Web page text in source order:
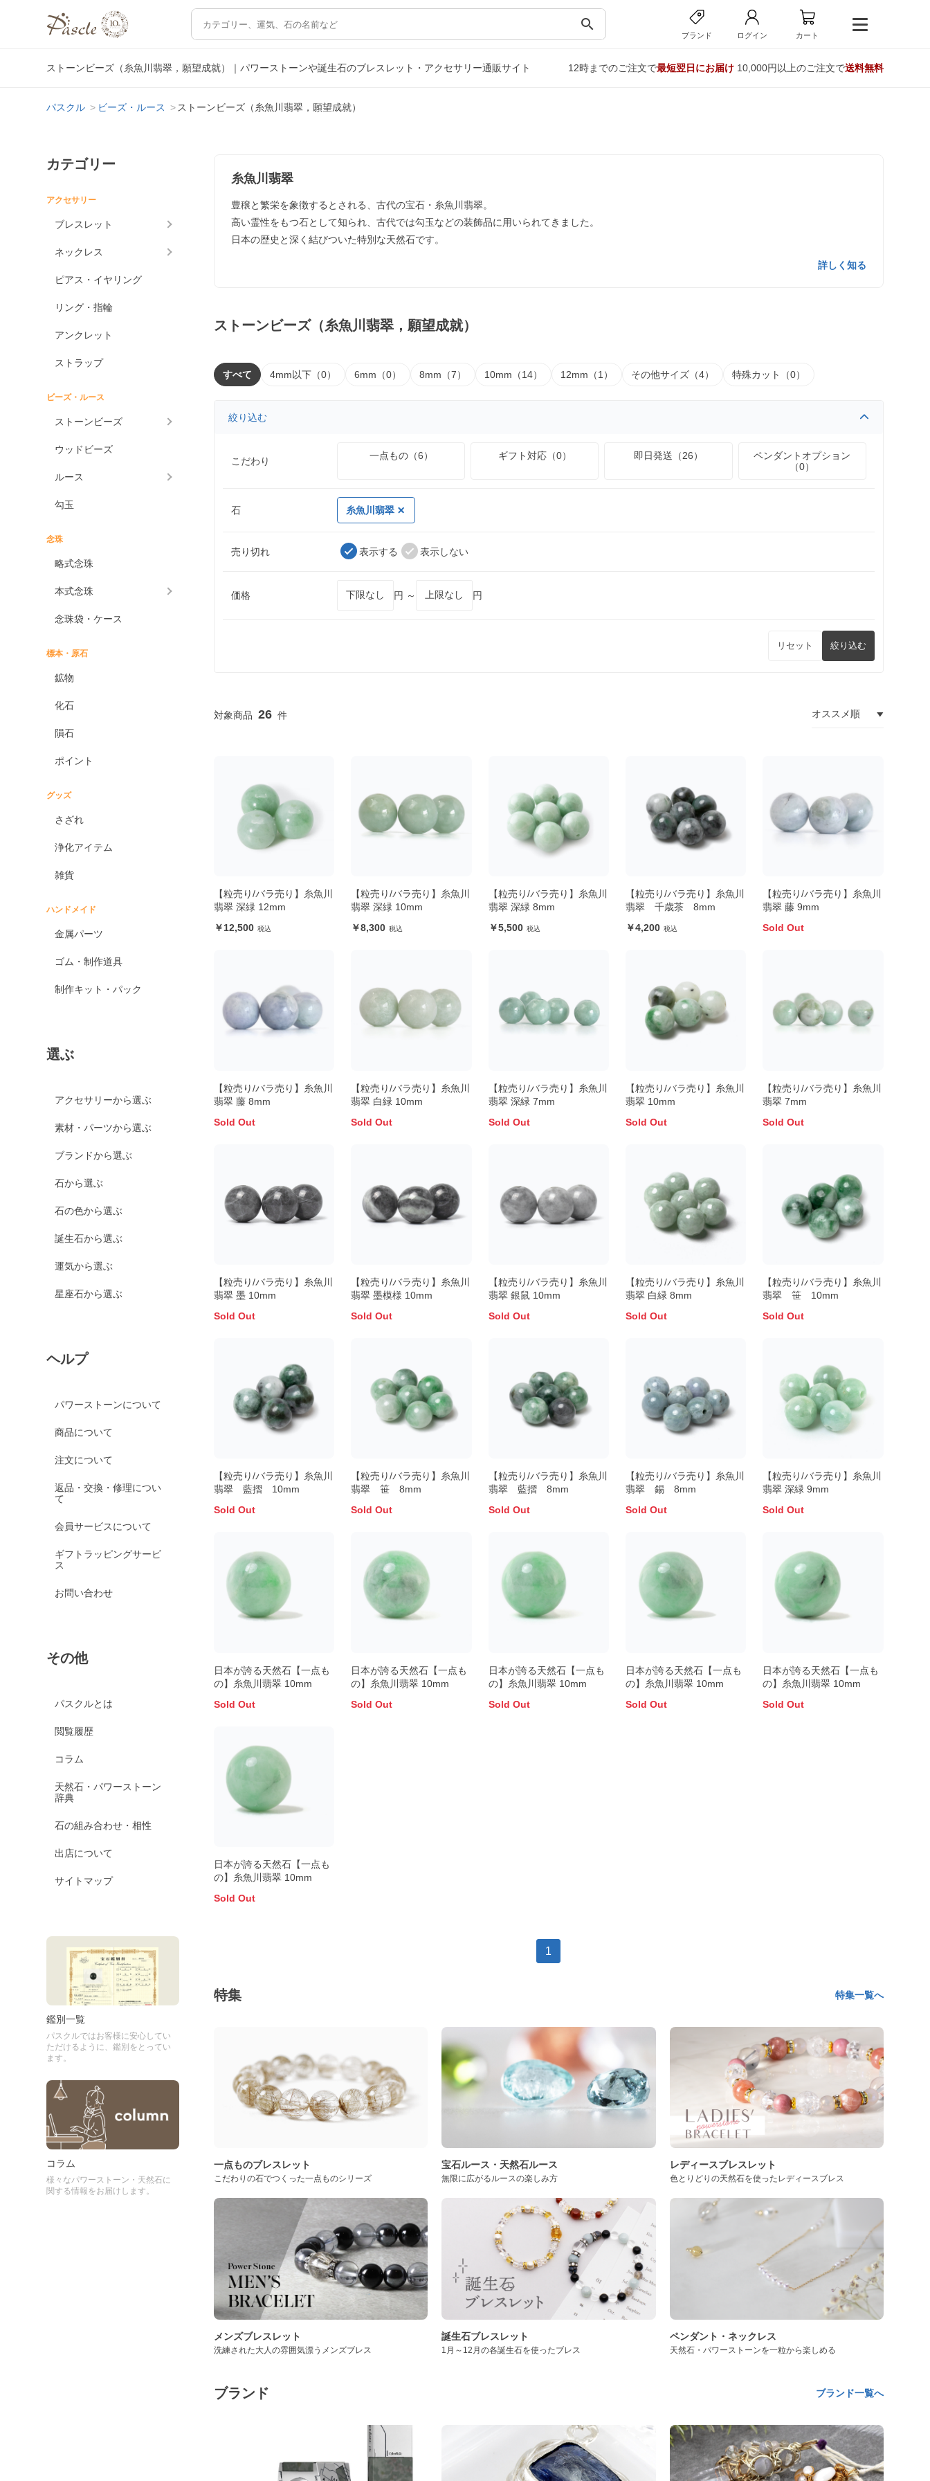
search
ブランド ログイン カート
ストーンビーズ（糸魚川翡翠，願望成就）｜パワーストーンや誕生石のブレスレット・アクセサリー通販サイト 12時までのご注文で最短翌日にお届け10,000円以上のご注文で送料無料
パスクル ビーズ・ルース ストーンビーズ（糸魚川翡翠，願望成就）
カテゴリー
アクセサリー
ブレスレット
ネックレス
ピアス・イヤリング
リング・指輪
アンクレット
ストラップ
ビーズ・ルース
ストーンビーズ
ウッドビーズ
ルース
勾玉
念珠
略式念珠
本式念珠
念珠袋・ケース
標本・原石
鉱物
化石
隕石
ポイント
グッズ
さざれ
浄化アイテム
雑貨
ハンドメイド
金属パーツ
ゴム・制作道具
制作キット・パック
選ぶ
アクセサリーから選ぶ
素材・パーツから選ぶ
ブランドから選ぶ
石から選ぶ
石の色から選ぶ
誕生石から選ぶ
運気から選ぶ
星座石から選ぶ
ヘルプ
パワーストーンについて
商品について
注文について
返品・交換・修理につい
て
会員サービスについて
ギフトラッピングサービ
ス
お問い合わせ
その他
パスクルとは
閲覧履歴
コラム
天然石・パワーストーン
辞典
石の組み合わせ・相性
出店について
サイトマップ
鑑別一覧
パスクルではお客様に安心してい
ただけるように、鑑別をとってい
ます。
コラム
様々なパワーストーン・天然石に
関する情報をお届けします。
糸魚川翡翠
豊穣と繁栄を象徴するとされる、古代の宝石・糸魚川翡翠。
高い霊性をもつ石として知られ、古代では勾玉などの装飾品に用いられてきました。
日本の歴史と深く結びついた特別な天然石です。
詳しく知る
ストーンビーズ（糸魚川翡翠，願望成就）
すべて 4mm以下（0） 6mm（0） 8mm（7） 10mm（14） 12mm（1） その他サイズ（4） 特殊カット（0）
絞り込む
こだわり 一点もの（6） ギフト対応（0） 即日発送（26）
ペンダントオプション
（0）
石 糸魚川翡翠
売り切れ 表示する 表示しない
価格 円 ～ 円
リセット 絞り込む
26
【粒売り/バラ売り】糸魚川
翡翠 深緑 12mm
12,500
【粒売り/バラ売り】糸魚川
翡翠 深緑 10mm
8,300
【粒売り/バラ売り】糸魚川
翡翠 深緑 8mm
5,500
【粒売り/バラ売り】糸魚川
翡翠 千歳茶 8mm
4,200
【粒売り/バラ売り】糸魚川
翡翠 藤 9mm
Sold Out
【粒売り/バラ売り】糸魚川
翡翠 藤 8mm
Sold Out
【粒売り/バラ売り】糸魚川
翡翠 白緑 10mm
Sold Out
【粒売り/バラ売り】糸魚川
翡翠 深緑 7mm
Sold Out
【粒売り/バラ売り】糸魚川
翡翠 10mm
Sold Out
【粒売り/バラ売り】糸魚川
翡翠 7mm
Sold Out
【粒売り/バラ売り】糸魚川
翡翠 墨 10mm
Sold Out
【粒売り/バラ売り】糸魚川
翡翠 墨模様 10mm
Sold Out
【粒売り/バラ売り】糸魚川
翡翠 銀鼠 10mm
Sold Out
【粒売り/バラ売り】糸魚川
翡翠 白緑 8mm
Sold Out
【粒売り/バラ売り】糸魚川
翡翠 笹 10mm
Sold Out
【粒売り/バラ売り】糸魚川
翡翠 藍摺 10mm
Sold Out
【粒売り/バラ売り】糸魚川
翡翠 笹 8mm
Sold Out
【粒売り/バラ売り】糸魚川
翡翠 藍摺 8mm
Sold Out
【粒売り/バラ売り】糸魚川
翡翠 錫 8mm
Sold Out
【粒売り/バラ売り】糸魚川
翡翠 深緑 9mm
Sold Out
日本が誇る天然石【一点も
の】糸魚川翡翠 10mm
Sold Out
日本が誇る天然石【一点も
の】糸魚川翡翠 10mm
Sold Out
日本が誇る天然石【一点も
の】糸魚川翡翠 10mm
Sold Out
日本が誇る天然石【一点も
の】糸魚川翡翠 10mm
Sold Out
日本が誇る天然石【一点も
の】糸魚川翡翠 10mm
Sold Out
日本が誇る天然石【一点も
の】糸魚川翡翠 10mm
Sold Out
1
特集 特集一覧へ
一点ものブレスレット
こだわりの石でつくった一点ものシリーズ
宝石ルース・天然石ルース
無限に広がるルースの楽しみ方
レディースブレスレット
色とりどりの天然石を使ったレディースブレス
メンズブレスレット
洗練された大人の雰囲気漂うメンズブレス
誕生石ブレスレット
1月～12月の各誕生石を使ったブレス
ペンダント・ネックレス
天然石・パワーストーンを一粒から楽しめる
ブランド ブランド一覧へ